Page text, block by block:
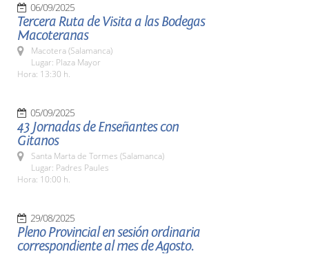
06/09/2025
Tercera Ruta de Visita a las Bodegas
Macoteranas
Macotera (Salamanca)
Lugar: Plaza Mayor
Hora: 13:30 h.
05/09/2025
43 Jornadas de Enseñantes con
Gitanos
Santa Marta de Tormes (Salamanca)
Lugar: Padres Paules
Hora: 10:00 h.
29/08/2025
Pleno Provincial en sesión ordinaria
correspondiente al mes de Agosto.